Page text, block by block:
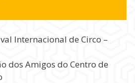
Internacional de Circo –
dos Amigos do Centro de